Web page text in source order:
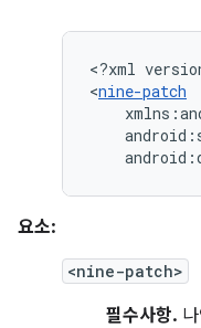
<?xml
<nine-patch
요소:
<nine-patch>
필수사항.